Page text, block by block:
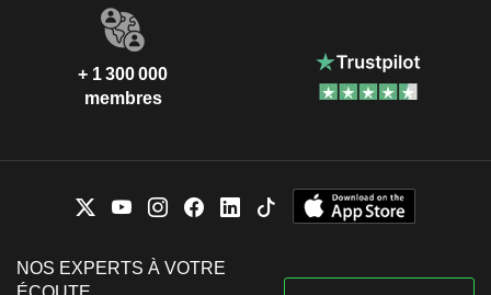
+ 1 300 000
membres
NOS EXPERTS À VOTRE